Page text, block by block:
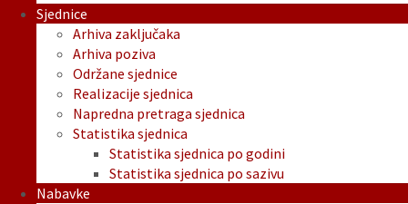
Sjednice
Arhiva zaključaka
Arhiva poziva
Održane sjednice
Realizacije sjednica
Napredna pretraga sjednica
Statistika sjednica
Statistika sjednica po godini
Statistika sjednica po sazivu
Nabavke